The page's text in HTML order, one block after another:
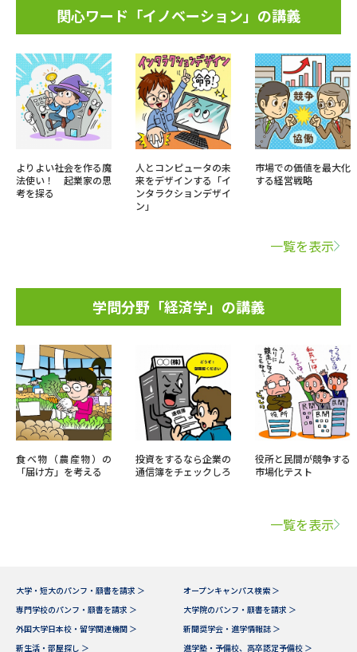
関心ワード「イノベーション」の講義
よりよい社会を作る魔
法使い！ 起業家の思
考を探る
人とコンピュータの未
来をデザインする「イ
ンタラクションデザイ
ン」
市場での価値を最大化
する経営戦略
一覧を表示
学問分野「経済学」の講義
食べ物（農産物）の
「届け方」を考える
投資をするなら企業の
通信簿をチェックしろ
役所と民間が競争する
市場化テスト
一覧を表示
大学・短大のパンフ・願書を請求 ＞
オープンキャンパス検索 ＞
専門学校のパンフ・願書を請求 ＞
大学院のパンフ・願書を請求 ＞
外国大学日本校・留学関連機関 ＞
新聞奨学会・進学情報誌 ＞
新生活・部屋探し ＞
進学塾・予備校、高卒認定予備校 ＞